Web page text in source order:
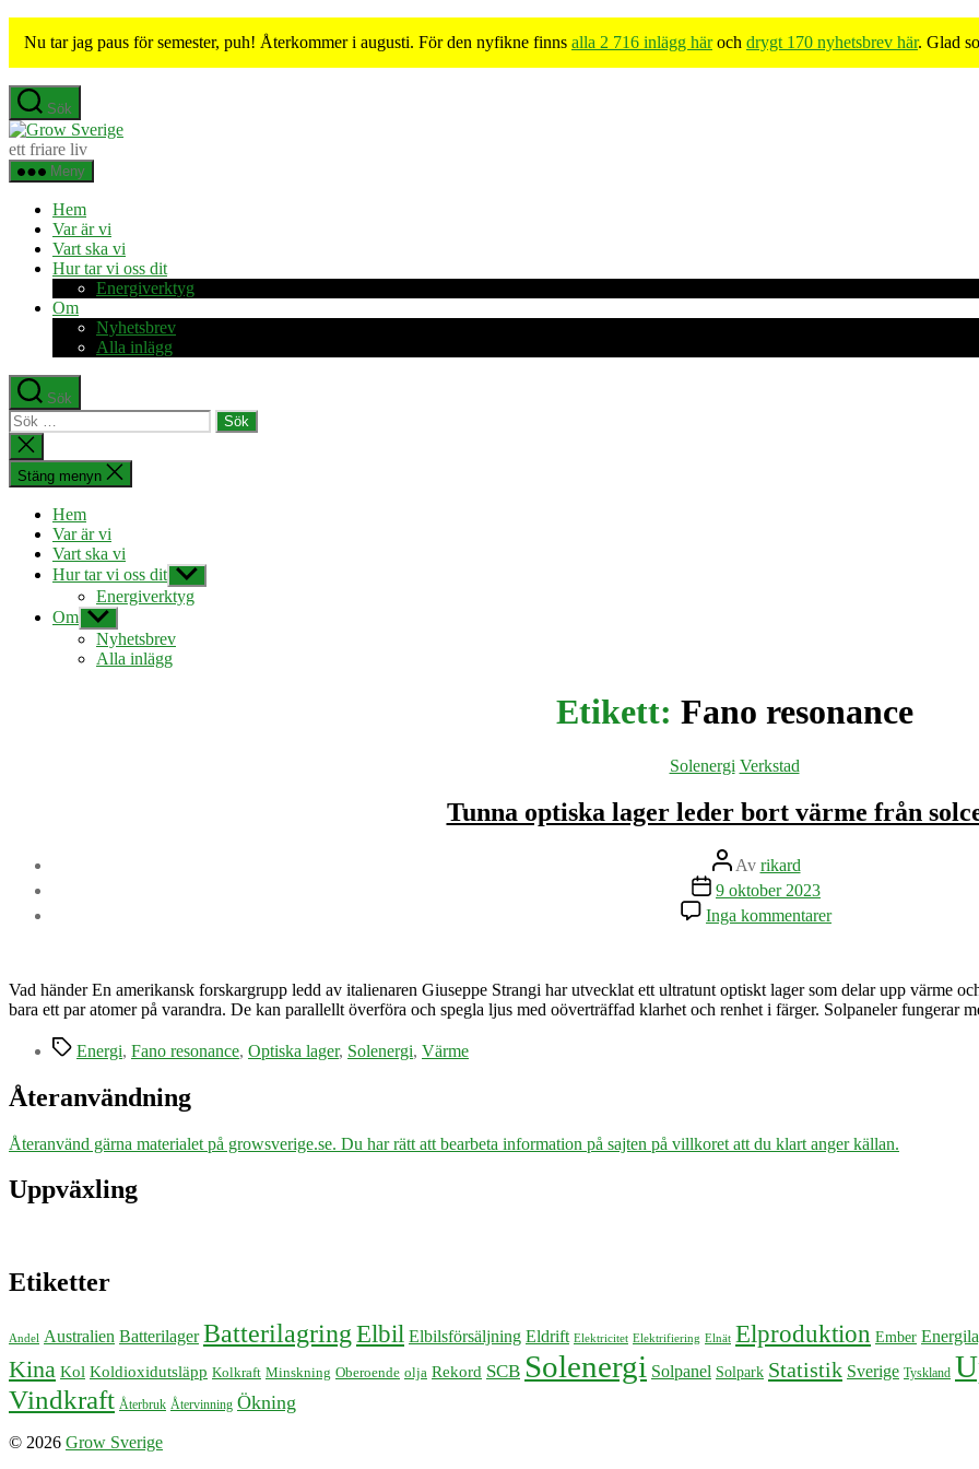
Nu tar jag paus för semester, puh! Återkommer i augusti. För den nyfikne finns alla 2 716 inlägg häroch drygt 170 nyhetsbrev här. Glad
Hoppa
till
innehåll
Sök
Grow
ett friare liv
Meny
Hem
Var är vi
Vart ska vi
Hur tar vi oss dit
Energiverktyg
Om
Nyhetsbrev
Alla inlägg
Sök
Sök
efter:
Stäng
sökningen
Stäng menyn
Hem
Var är vi
Vart ska vi
Hur tar vi oss dit Visa
undermeny
Energiverktyg
Om Visa
undermeny
Nyhetsbrev
Alla inlägg
Etikett: Fano resonance
Kategorier
Solenergi Verkstad
Tunna optiska lager leder bort värme från
Inläggsförfattare
Av rikard
Inläggsdatum
9 oktober 2023
Inga kommentarertill
Tunna
leder
bort
Vad händer En amerikansk forskargrupp ledd av italienaren Giuseppe Strangi har utvecklat ett ultratunt optiskt lager som delar upp värme
bara ett par atomer på varandra. De kan parallellt överföra och spegla ljus med oöverträffad klarhet och renhet i färger. Solpaneler fungerar
Etiketter
Energi, Fano resonance, Optiska lager, Solenergi, Värme
Återanvändning
Återanvänd gärna materialet på growsverige.se. Du har rätt att bearbeta information på sajten på villkoret att du klart anger källan.
Uppväxling
Etiketter
Andel Australien Batterilager Batterilagring Elbil Elbilsförsäljning Eldrift Elektricitet Elektrifiering Elnät Elproduktion Ember
Kina Kol Koldioxidutsläpp Kolkraft Minskning Oberoende olja Rekord SCB Solenergi Solpanel Solpark Statistik Sverige Tyskland
Vindkraft Återbruk Återvinning Ökning
© 2026 Grow Sverige